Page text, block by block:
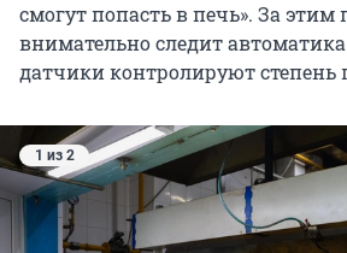
смогут попасть в печь». За этим
внимательно следит
датчики контролируют степень
1 из 2